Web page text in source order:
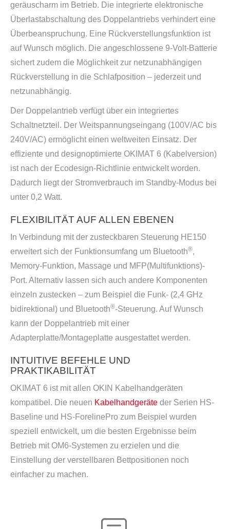
geräuscharm im Betrieb. Die integrierte elektronische
Überlastabschaltung des Doppelantriebs verhindert eine
Überbeanspruchung. Eine Rückverstellungsfunktion ist
auf Wunsch möglich. Die angeschlossene 9-Volt-Batterie
sichert zudem die Möglichkeit zur netzunabhängigen
Rückverstellung in die Schlafposition – jederzeit und
netzunabhängig.
Der Doppelantrieb verfügt über ein integriertes
Schaltnetzteil. Der Weitspannungseingang (100V/AC bis
240V/AC) ermöglicht einen weltweiten Einsatz. Der
effiziente und designoptimierte OKIMAT 6 (Kabelversion)
ist nach der Ecodesign-Richtlinie entwickelt worden.
Dadurch liegt der Stromverbrauch im Standby-Modus bei
unter 0,2 Watt.
FLEXIBILITÄT AUF ALLEN EBENEN
In Verbindung mit der zusteckbaren Steuerung HE150
erweitert sich der Funktionsumfang um Bluetooth®,
Memory-Funktion, Massage und MFP(Multifunktions)-
Port. Alternativ lassen sich auch andere Komponenten
einzeln zustecken – zum Beispiel die Funk- (2,4 GHz
bidirektional) und Bluetooth®-Steuerung. Auf Wunsch
kann der Doppelantrieb mit einer
Adapterplatte/Montageplatte ausgestattet werden.
INTUITIVE BEFEHLE UND
PRAKTIKABILITÄT
OKIMAT 6 ist mit allen OKIN Kabelhandgeräten
kompatibel. Die neuen Kabelhandgeräte der Serien HS-
Baseline und HS-ForelinePro zum Beispiel wurden
speziell entwickelt, um die besten Ergebnisse beim
Betrieb mit OM6-Systemen zu erzielen und die
Einstellung der verstellbaren Bettpositionen noch
einfacher zu machen.